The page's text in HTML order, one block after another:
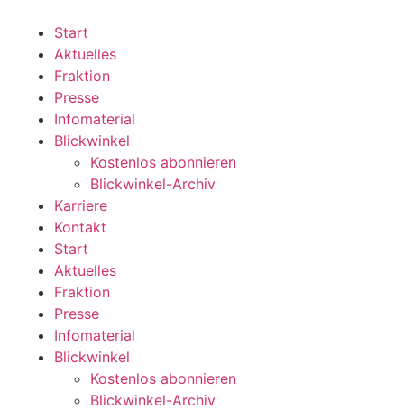
wechseln
Start
Aktuelles
Fraktion
Presse
Infomaterial
Blickwinkel
Kostenlos abonnieren
Blickwinkel-Archiv
Karriere
Kontakt
Start
Aktuelles
Fraktion
Presse
Infomaterial
Blickwinkel
Kostenlos abonnieren
Blickwinkel-Archiv